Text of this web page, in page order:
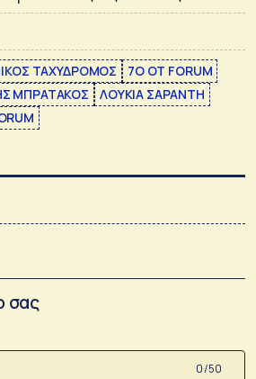
ΤΑΧΥΔΡΟΜΟΣ
7Ο OT FORUM
ΜΠΡΑΤΑΚΟΣ
ΛΟΥΚΙΑ ΣΑΡΑΝΤΗ
σας
0 /50